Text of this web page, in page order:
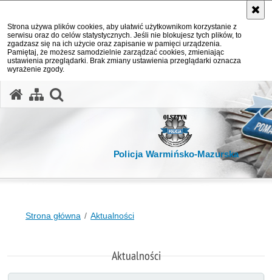
Strona używa plików cookies, aby ułatwić użytkownikom korzystanie z
serwisu oraz do celów statystycznych. Jeśli nie blokujesz tych plików, to
zgadzasz się na ich użycie oraz zapisanie w pamięci urządzenia.
Pamiętaj, że możesz samodzielnie zarządzać cookies, zmieniając
ustawienia przeglądarki. Brak zmiany ustawienia przeglądarki oznacza
wyrażenie zgody.
Policja Warmińsko-Mazurska
Strona główna Aktualności
Aktualności